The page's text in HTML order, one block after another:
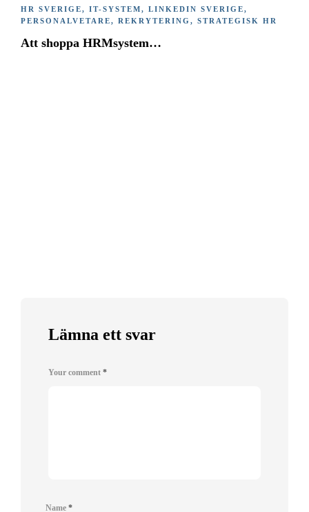
HR SVERIGE, IT-SYSTEM, LINKEDIN SVERIGE,
PERSONALVETARE, REKRYTERING , STRATEGISK HR
Att shoppa HRMsystem…
Lämna ett svar
Your comment *
Name *